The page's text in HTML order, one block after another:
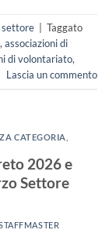
Taggato
,associazioni di
di volontariato,
Lascia un commento
CATEGORIA
2026 e
Settore